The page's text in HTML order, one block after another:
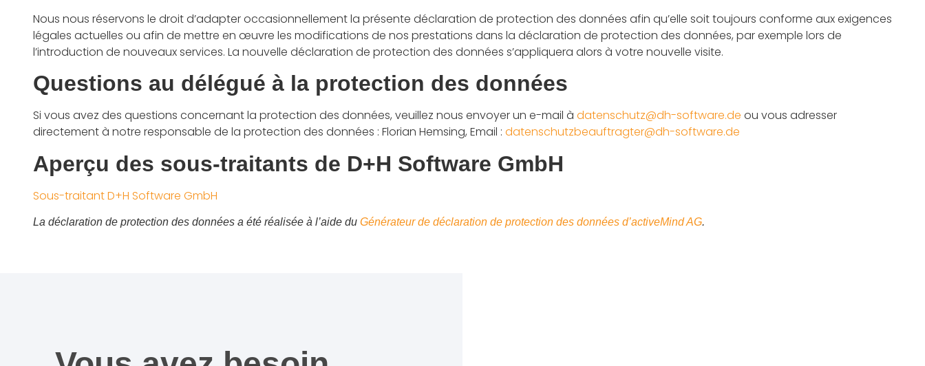
Nous nous réservons le droit d’adapter occasionnellement la présente déclaration de protection des données afin qu’elle soit toujours conforme aux exigences
légales actuelles ou afin de mettre en œuvre les modifications de nos prestations dans la déclaration de protection des données, par exemple lors de
l’introduction de nouveaux services. La nouvelle déclaration de protection des données s’appliquera alors à votre nouvelle visite.
Questions au délégué à la protection des données
Si vous avez des questions concernant la protection des données, veuillez nous envoyer un e-mail à datenschutz@dh-software.de ou vous adresser
directement à notre responsable de la protection des données : Florian Hemsing, Email : datenschutzbeauftragter@dh-software.de
Aperçu des sous-traitants de D+H Software GmbH
Sous-traitant D+H Software GmbH
La déclaration de protection des données a été réalisée à l’aide du Générateur de déclaration de protection des données d’activeMind AG.